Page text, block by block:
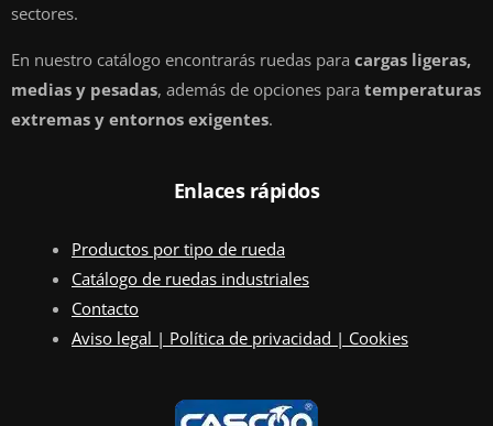
sectores.
En nuestro catálogo encontrarás ruedas para cargas ligeras,
medias y pesadas, además de opciones para temperaturas
extremas y entornos exigentes.
Enlaces rápidos
Productos por tipo de rueda
Catálogo de ruedas industriales
Contacto
Aviso legal | Política de privacidad | Cookies